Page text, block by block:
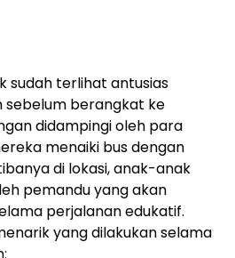
sudah terlihat antusias
sebelum berangkat ke
didampingi oleh para
menaiki bus dengan
di lokasi, anak-anak
pemandu yang akan
perjalanan edukatif.
yang dilakukan selama